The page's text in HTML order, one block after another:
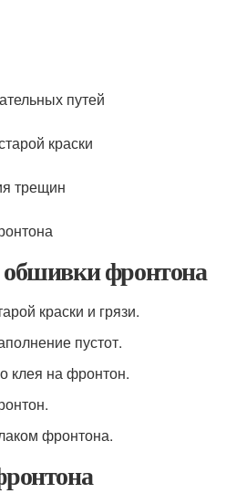
путей
краски
трещин
фронтона
краски и грязи.
пустот.
клея на фронтон.
фронтона.